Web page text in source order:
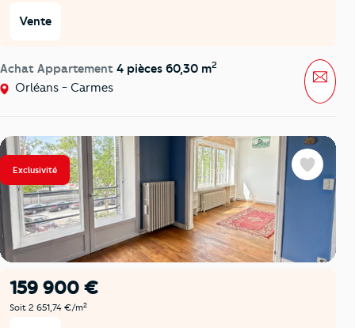
Vente
Achat Appartement 4 pièces 60,30 m2
Orléans - Carmes
Exclusivité
159 900 €
Soit 2 651,74 €/m2
Favoris